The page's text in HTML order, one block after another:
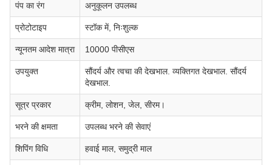
पंप का रंग अनुकूलन उपलब्ध
प्रोटोटाइप स्टॉक में, निःशुल्क
न्यूनतम आदेश मात्रा 10000 पीसीएस
उपयुक्त
सौंदर्य और त्वचा की देखभाल. व्यक्तिगत देखभाल. सौंदर्य
देखभाल.
सूत्र प्रकार क्रीम, लोशन, जेल, सीरम।
भरने की क्षमता उपलब्ध भरने की सेवाएं
शिपिंग विधि हवाई माल, समुद्री माल